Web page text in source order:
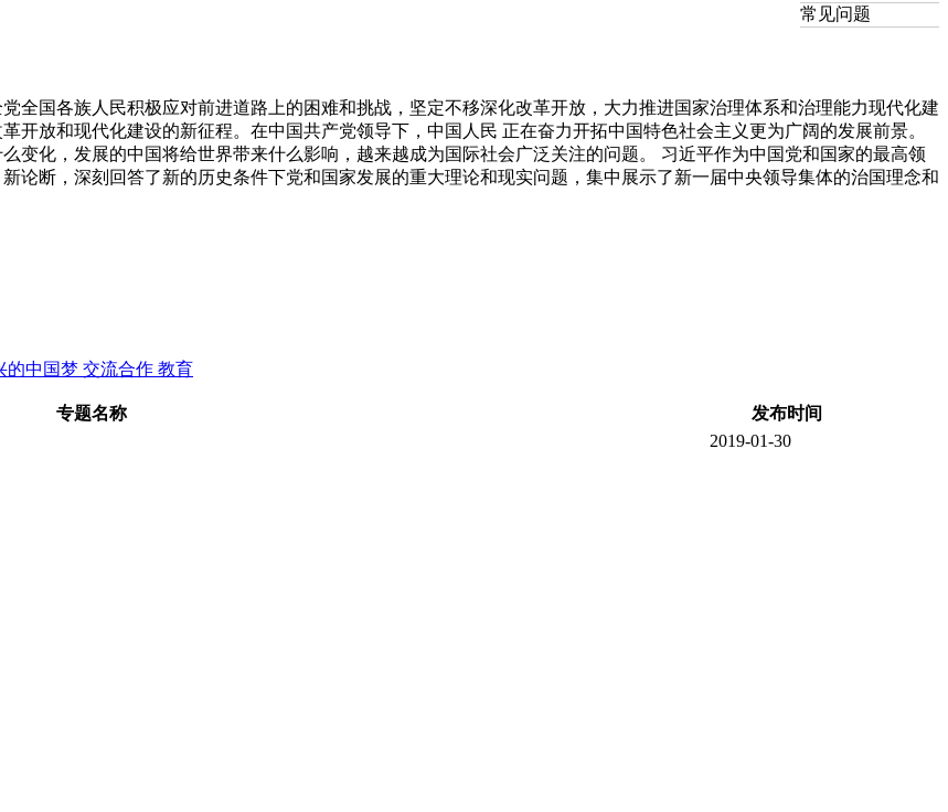
常见问题
全国各族人民积极应对前进道路上的困难和挑战，坚定不移深化改革开放，大力推进国家治理体系和治理能力现代化建
开放和现代化建设的新征程。在中国共产党领导下，中国人民 正在奋力开拓中国特色社会主义更为广阔的发展前景。
变化，发展的中国将给世界带来什么影响，越来越成为国际社会广泛关注的问题。 习近平作为中国党和国家的最高领
论断，深刻回答了新的历史条件下党和国家发展的重大理论和现实问题，集中展示了新一届中央领导集体的治国理念和
的中国梦 交流合作 教育
专题名称
发布时间
2019-01-30